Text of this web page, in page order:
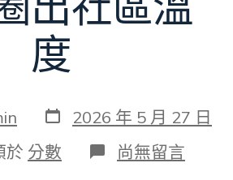
度
發
表
日
期
2026 年 5 月 27 日
於 分數 在
〈經
尚無留言